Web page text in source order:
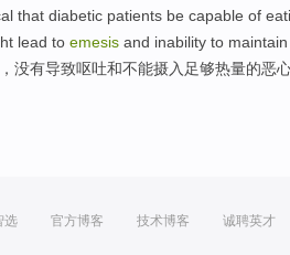
that diabetic patients be capable of
lead to emesis and inability to maintain
，没有导致呕吐和不能摄入足够热量的恶
选 官方博客 技术博客 诚聘英才